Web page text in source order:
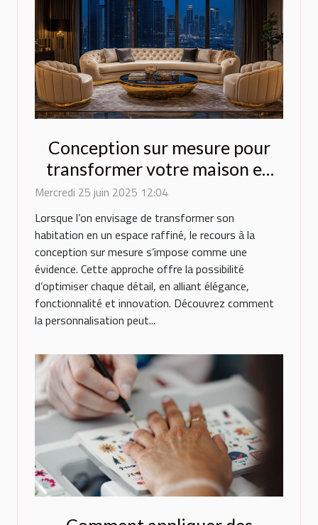
Conception sur mesure pour
transformer votre maison en
espace de luxe
Mercredi 25 juin 2025 12:04
Lorsque l’on envisage de transformer son
habitation en un espace raffiné, le recours à la
conception sur mesure s’impose comme une
évidence. Cette approche offre la possibilité
d’optimiser chaque détail, en alliant élégance,
fonctionnalité et innovation. Découvrez comment
la personnalisation peut...